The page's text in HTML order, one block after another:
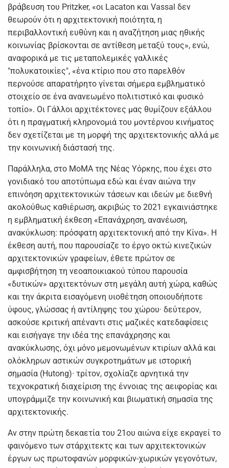
βράβευση του Pritzker, «οι Lacaton και Vassal δεν
θεωρούν ότι η αρχιτεκτονική ποιότητα, η
περιβαλλοντική ευθύνη και η αναζήτηση μιας ηθικής
κοινωνίας βρίσκονται σε αντίθεση μεταξύ τους», ενώ,
αναφορικά με τις μεταπολεμικές γαλλικές
"πολυκατοικίες", «ένα κτίριο που στο παρελθόν
περνούσε απαρατήρητο γίνεται σήμερα εμβληματικό
στοιχείο σε ένα ανανεωμένο πολιτιστικό και φυσικό
τοπίο». Οι Γάλλοι αρχιτέκτονες μας θυμίζουν εξάλλου
ότι η πραγματική κληρονομιά του μοντέρνου κινήματος
δεν σχετίζεται με τη μορφή της αρχιτεκτονικής αλλά με
την κοινωνική διάστασή της.
Παράλληλα, στο MoMA της Νέας Υόρκης, που έχει στο
γονιδιακό του αποτύπωμα εδώ και έναν αιώνα την
επινόηση αρχιτεκτονικών τάσεων και ιδεών με διεθνή
ακολούθως καθιέρωση, ακριβώς το 2021 εγκαινιάστηκε
η εμβληματική έκθεση «Επανάχρηση, ανανέωση,
ανακύκλωση: πρόσφατη αρχιτεκτονική από την Κίνα». Η
έκθεση αυτή, που παρουσίαζε το έργο οκτώ κινεζικών
αρχιτεκτονικών γραφείων, έθετε πρώτον σε
αμφισβήτηση τη νεοαποικιακού τύπου παρουσία
«δυτικών» αρχιτεκτόνων στη μεγάλη αυτή χώρα, καθώς
και την άκριτα εισαγόμενη υιοθέτηση οποιουδήποτε
ύφους, γλώσσας ή αντίληψης του χώρου· δεύτερον,
ασκούσε κριτική απέναντι στις μαζικές κατεδαφίσεις
και εισήγαγε την ιδέα της επανάχρησης και
ανακύκλωσης, όχι μόνο μεμονωμένων κτιρίων αλλά και
ολόκληρων αστικών συγκροτημάτων με ιστορική
σημασία (Hutong)· τρίτον, σχολίαζε αρνητικά την
τεχνοκρατική διαχείριση της έννοιας της αειφορίας και
υπογράμμιζε την κοινωνική και βιωματική σημασία της
αρχιτεκτονικής.
Αν στην πρώτη δεκαετία του 21ου αιώνα είχε εκραγεί το
φαινόμενο των στάρχιτεκτς και των αρχιτεκτονικών
έργων ως πρωτοφανών μορφικών-χωρικών γεγονότων,